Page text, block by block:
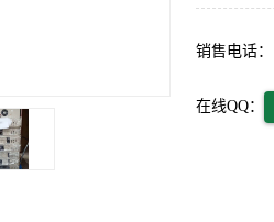
销售电话：
在线QQ：